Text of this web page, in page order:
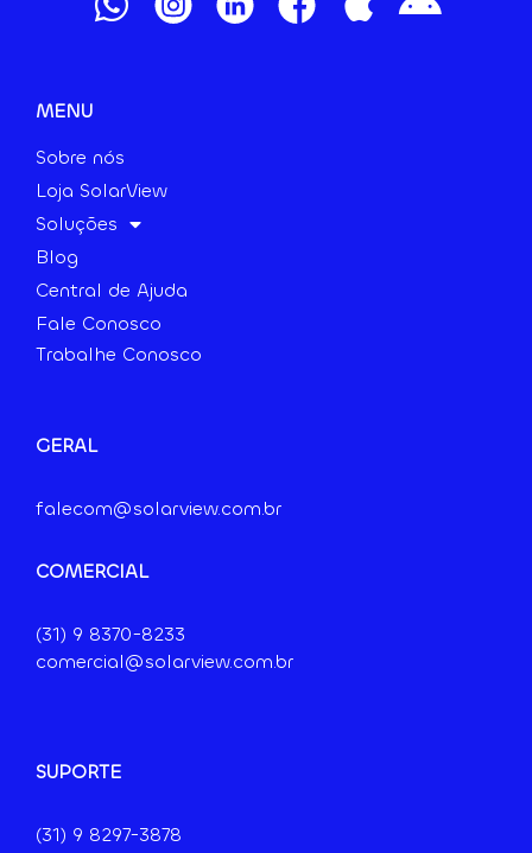
MENU
Sobre nós
Loja SolarView
Soluções
Blog
Central de Ajuda
Fale Conosco
Trabalhe Conosco
GERAL
falecom@solarview.com.br
COMERCIAL
(31) 9 8370-8233
comercial@solarview.com.br
SUPORTE
(31) 9 8297-3878